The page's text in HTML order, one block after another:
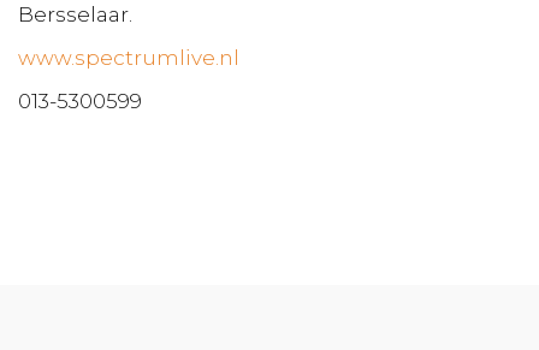
Bersselaar.
www.spectrumlive.nl
013-5300599